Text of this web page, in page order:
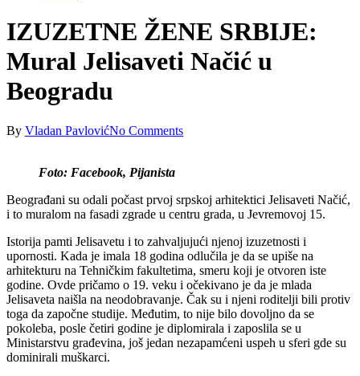
IZUZETNE ŽENE SRBIJE:
Mural Jelisaveti Načić u
Beogradu
By Vladan PavlovićNo Comments
Foto: Facebook, Pijanista
Beograđani su odali počast prvoj srpskoj arhitektici Jelisaveti Načić,
i to muralom na fasadi zgrade u centru grada, u Jevremovoj 15.
Istorija pamti Jelisavetu i to zahvaljujući njenoj izuzetnosti i
upornosti. Kada je imala 18 godina odlučila je da se upiše na
arhitekturu na Tehničkim fakultetima, smeru koji je otvoren iste
godine. Ovde pričamo o 19. veku i očekivano je da je mlada
Jelisaveta naišla na neodobravanje. Čak su i njeni roditelji bili protiv
toga da započne studije. Međutim, to nije bilo dovoljno da se
pokoleba, posle četiri godine je diplomirala i zaposlila se u
Ministarstvu građevina, još jedan nezapamćeni uspeh u sferi gde su
dominirali muškarci.